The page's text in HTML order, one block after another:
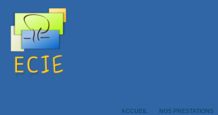
ACCUEIL NOS PRESTATIONS